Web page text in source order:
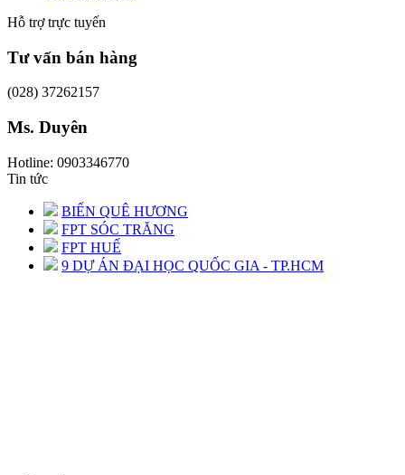
Hỗ trợ trực tuyến
Tư vấn bán hàng
(028) 37262157
Ms. Duyên
Hotline: 0903346770
Tin tức
BIỂN QUÊ HƯƠNG
FPT SÓC TRĂNG
FPT HUẾ
9 DỰ ÁN ĐẠI HỌC QUỐC GIA - TP.HCM